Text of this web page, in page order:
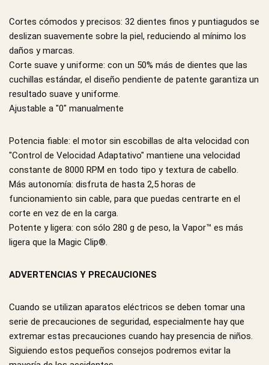
Cortes cómodos y precisos: 32 dientes finos y puntiagudos se
deslizan suavemente sobre la piel, reduciendo al mínimo los
daños y marcas.
Corte suave y uniforme: con un 50% más de dientes que las
cuchillas estándar, el diseño pendiente de patente garantiza un
resultado suave y uniforme.
Ajustable a "0" manualmente
Potencia fiable: el motor sin escobillas de alta velocidad con
"Control de Velocidad Adaptativo" mantiene una velocidad
constante de 8000 RPM en todo tipo y textura de cabello.
Más autonomía: disfruta de hasta 2,5 horas de
funcionamiento sin cable, para que puedas centrarte en el
corte en vez de en la carga.
Potente y ligera: con sólo 280 g de peso, la Vapor™ es más
ligera que la Magic Clip®.
ADVERTENCIAS Y PRECAUCIONES
Cuando se utilizan aparatos eléctricos se deben tomar una
serie de precauciones de seguridad, especialmente hay que
extremar estas precauciones cuando hay presencia de niños.
Siguiendo estos pequeños consejos podremos evitar la